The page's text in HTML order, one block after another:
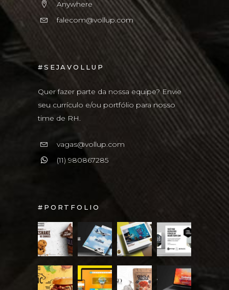
Anywhere
falecom@vollup.com
#SEJAVOLLUP
Quer fazer parte da nossa equipe? Envie
seu currículo e/ou portfólio para nosso
time de RH.
vagas@vollup.com
(11) 980867285
#PORTFOLIO